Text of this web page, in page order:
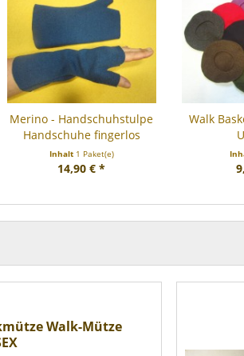
Merino - Handschuhstulpe
Handschuhe fingerlos
Inhalt 1 Paket(e)
14,90 € *
Walk
Walk-Mütze